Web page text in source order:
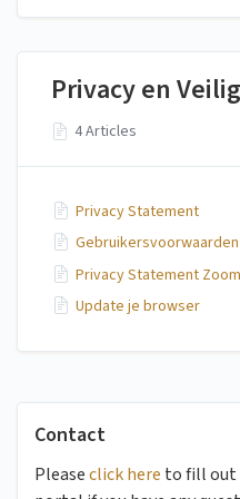
Contact
Pleaseclick here to fill out
Privacy en
4 Articles
Privacy Statement
Privacy Statement
Update je browser